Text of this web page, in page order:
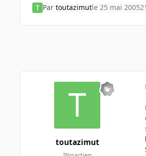
Par toutazimutle 25 mai 2005
toutazimut